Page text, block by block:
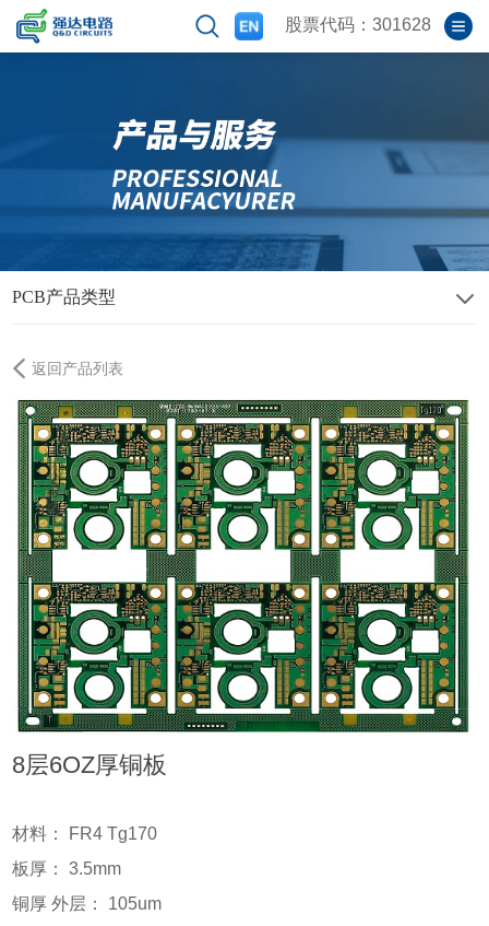
股票代码：301628
PCB产品类型
返回产品列表
8层6OZ厚铜板
材料： FR4 Tg170
板厚： 3.5mm
铜厚 外层： 105um